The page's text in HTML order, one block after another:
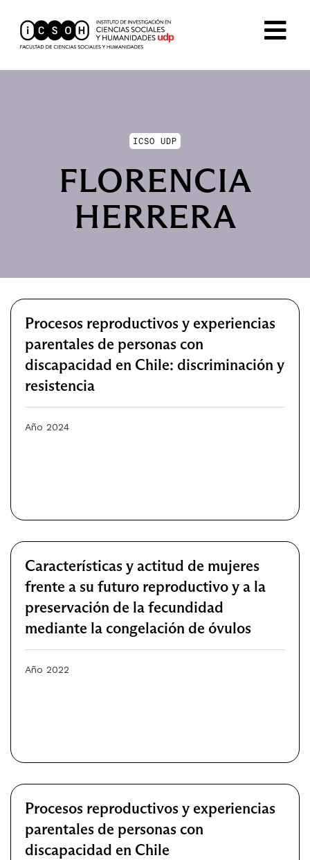
ICSO UDP
FLORENCIA
HERRERA
Procesos reproductivos y experiencias
parentales de personas con
discapacidad en Chile: discriminación y
resistencia
Año 2024
Características y actitud de mujeres
frente a su futuro reproductivo y a la
preservación de la fecundidad
mediante la congelación de óvulos
Año 2022
Procesos reproductivos y experiencias
parentales de personas con
discapacidad en Chile